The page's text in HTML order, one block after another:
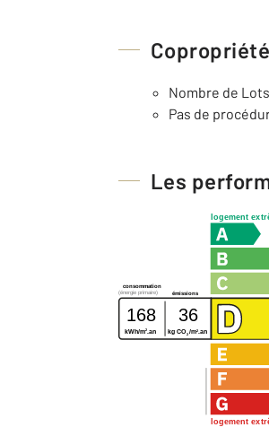
Copropriété
Nombre de
Pas de
Les
logement
logement
consommation
émissions
(énergie primaire)
168 36
kWh/m2 .an kg CO2 /m2 .an